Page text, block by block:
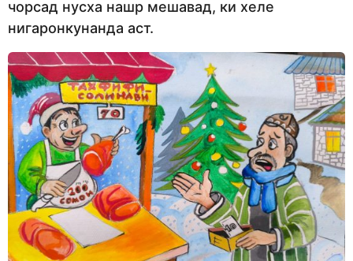
чорсад нусха нашр мешавад, ки хеле
нигаронкунанда аст.